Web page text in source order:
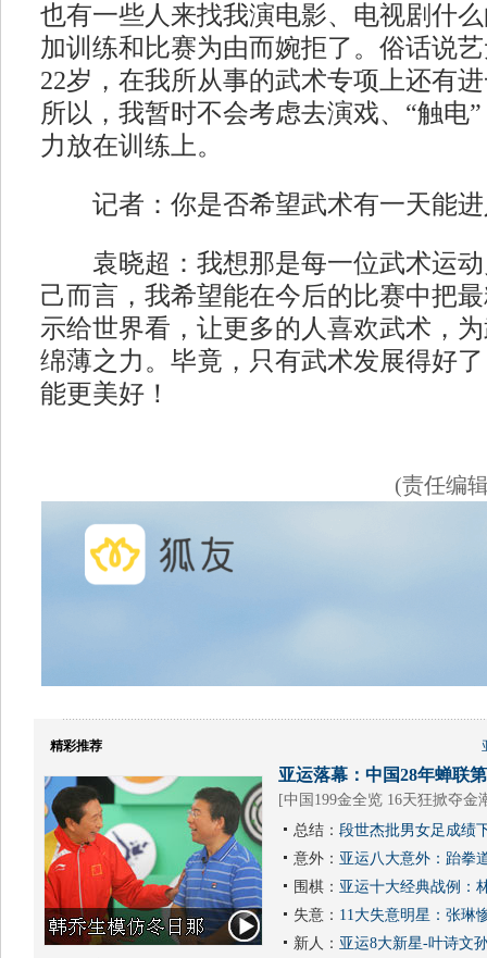
也有一些人来找我演电影、电视剧什
加训练和比赛为由而婉拒了。俗话说
22岁，在我所从事的武术专项上还有
所以，我暂时不会考虑去演戏、“触电
力放在训练上。
记者：你是否希望武术有一天能进
袁晓超：我想那是每一位武术运动
己而言，我希望能在今后的比赛中把
示给世界看，让更多的人喜欢武术，
绵薄之力。毕竟，只有武术发展得好
能更美好！
(责任编
精彩推荐
亚运落幕：中国28年蝉联
[中国199金全览 16天狂掀夺金
总结： 段世杰批男女足成绩
意外： 亚运八大意外：跆拳
围棋： 亚运十大经典战例：
失意： 11大失意明星：张琳
新人： 亚运8大新星-叶诗文